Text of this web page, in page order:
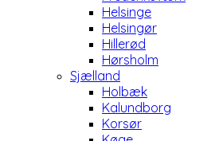
Helsinge
Helsingør
Hillerød
Hørsholm
Sjælland
Holbæk
Kalundborg
Korsør